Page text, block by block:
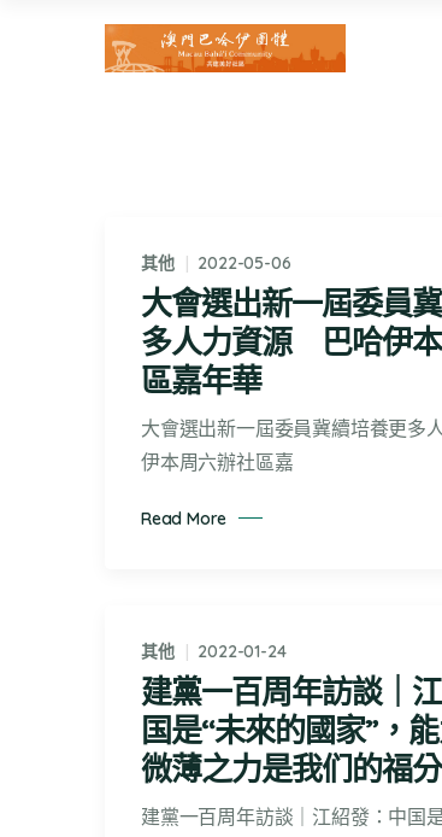
其他 2022-05-06
大會選出新一屆委員
多人力資源 巴哈伊
區嘉年華
大會選出新一屆委員冀續培養更
伊本周六辦社區嘉
Read More
其他 2022-01-24
建黨一百周年訪談｜
国是“未來的國家”，
微薄之力是我们的福分
建黨一百周年訪談｜江紹發：中国